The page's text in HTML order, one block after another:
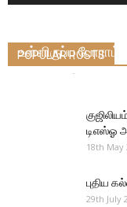
POPULAR POSTS
உள்ளிருப்பு
-
டிஎஸ்ஓ
18th May
புதிய
29th July